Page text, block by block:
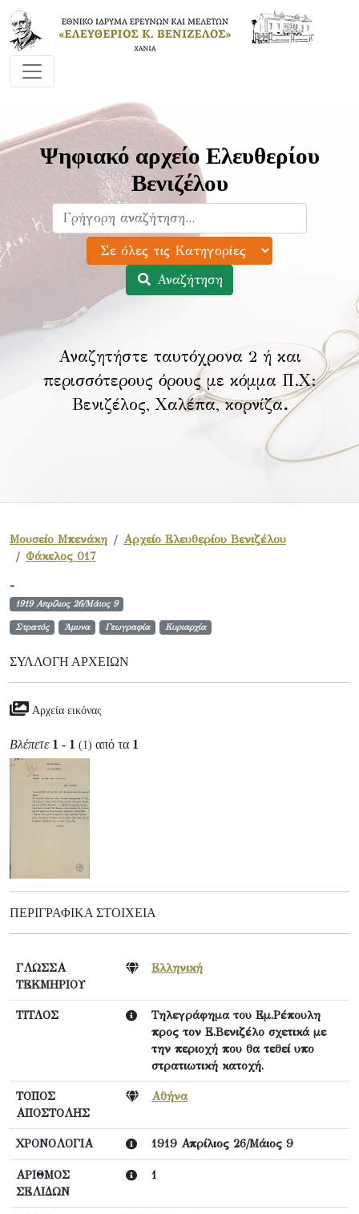
Ψηφιακό αρχείο Ελευθερίου
Βενιζέλου
Αναζήτηση
Αναζητήστε ταυτόχρονα 2 ή και
περισσότερους όρους με κόμμα Π.Χ:
Βενιζέλος, Χαλέπα, κορνίζα.
Μουσείο Μπενάκη
Αρχείο Ελευθερίου Βενιζέλου
Φάκελος 017
-
1919 Απρίλιος 26/Μάιος 9
Στρατός Άμυνα Γεωγραφία Κυριαρχία
ΣΥΛΛΟΓΉ ΑΡΧΕΊΩΝ
Αρχεία εικόνας
Βλέπετε 1 - 1 (1) από τα 1
ΠΕΡΙΓΡΑΦΙΚΆ ΣΤΟΙΧΕΊΑ
ΓΛΩΣΣΑ
ΤΕΚΜΗΡΙΟΥ
Ελληνική
ΤΙΤΛΟΣ
Τηλεγράφημα του Εμ.Ρέπουλη
προς τον Ε.Βενιζέλο σχετικά με
την περιοχή που θα τεθεί υπο
στρατιωτική κατοχή.
ΤΟΠΟΣ
ΑΠΟΣΤΟΛΗΣ
Αθήνα
ΧΡΟΝΟΛΟΓΙΑ 1919 Απρίλιος 26/Μάιος 9
ΑΡΙΘΜΟΣ
ΣΕΛΙΔΩΝ
1